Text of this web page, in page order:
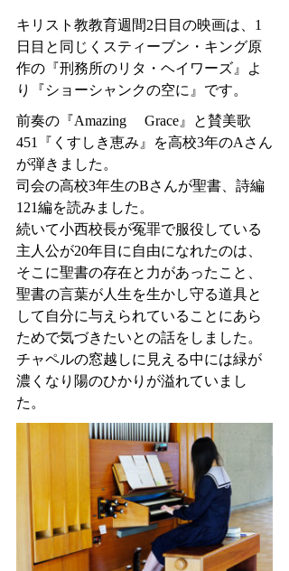
キリスト教教育週間2日目の映画は、1
日目と同じくスティーブン・キング原
作の『刑務所のリタ・ヘイワーズ』よ
り『ショーシャンクの空に』です。
前奏の『Amazing Grace』と賛美歌
451『くすしき恵み』を高校3年のAさん
が弾きました。
司会の高校3年生のBさんが聖書、詩編
121編を読みました。
続いて小西校長が冤罪で服役している
主人公が20年目に自由になれたのは、
そこに聖書の存在と力があったこと、
聖書の言葉が人生を生かし守る道具と
して自分に与えられていることにあら
ためで気づきたいとの話をしました。
チャペルの窓越しに見える中には緑が
濃くなり陽のひかりが溢れていまし
た。